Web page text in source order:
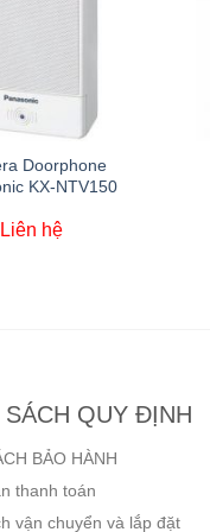
Doorphone
KX-NTV150
Liên hệ
SÁCH QUY ĐỊNH
BẢO HÀNH
thanh toán
vận chuyển và lắp đặt